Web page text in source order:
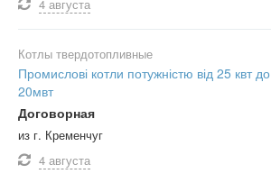
4 августа
Котлы твердотопливные
Промислові котли потужністю від 25 квт до
20мвт
Договорная
из г. Кременчуг
4 августа